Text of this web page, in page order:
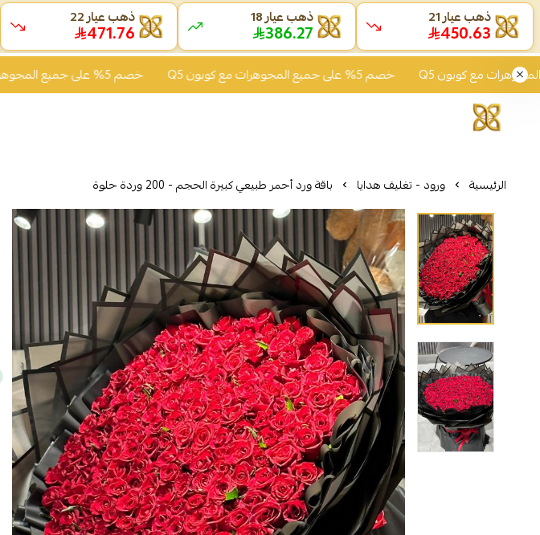
خصم 5% على جميع المجوهرات مع كوبون Q5 خصم 5% على جميع المجوهرات مع كوبون Q5
الرئيسية ورود - تغليف هدايا باقة ورد أحمر طبيعي كبيرة الحجم - 200 وردة حلوة
ذهب عيار 21
450.63
ذهب عيار 18
386.27
ذهب عيار 22
471.76